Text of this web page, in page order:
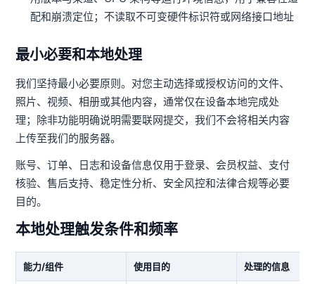
配和崩溃定位；不读取不可变硬件标识符或网络接口地址
最小必要和本地处理
我们坚持最小必要原则。对您主动选择或授权访问的文件、
照片、视频、相册或其他内容，通常仅在设备本地完成处
理；除非功能明确说明需要联网提交，我们不会将相关内容
上传至我们的服务器。
账号、订单、日志和设备信息仅用于登录、会员权益、支付
核验、售后支持、稳定性分析、安全风控和法律合规等必要
目的。
本地处理触发条件和频率
能力/组件 使用目的 处理的信息